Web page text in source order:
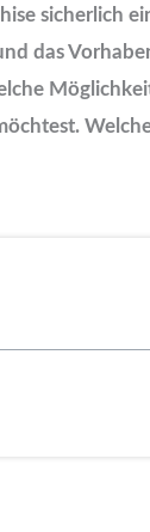
sicherlich
das